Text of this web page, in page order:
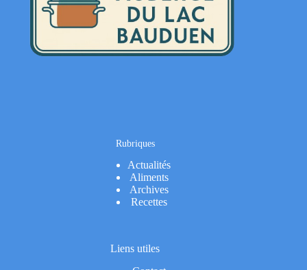
Rubriques
Actualités
Aliments
Archives
Recettes
Liens utiles